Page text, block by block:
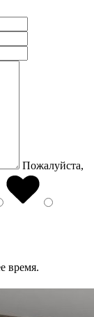
Пожалуйста,
время.